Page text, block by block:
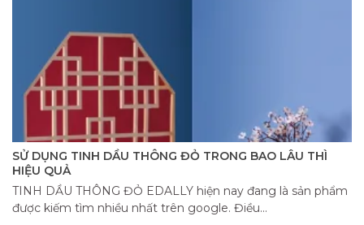
SỬ DỤNG TINH DẦU THÔNG ĐỎ TRONG BAO LÂU THÌ
HIỆU QUẢ
TINH DẦU THÔNG ĐỎ EDALLY hiện nay đang là sản phẩm
được kiếm tìm nhiều nhất trên google. Điều...